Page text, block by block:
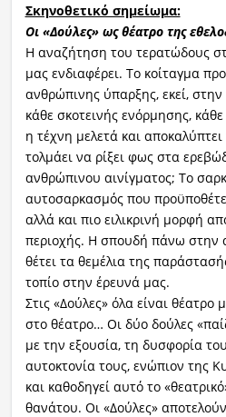
Σκηνοθετικό σημείωμα:
Οι «Δούλες» ως θέατρο της
Η αναζήτηση του τερατώδους
μας ενδιαφέρει. Το κοίταγμα
ανθρώπινης ύπαρξης, εκεί,
κάθε σκοτεινής ενόρμησης,
η τέχνη μελετά και
τολμάει να ρίξει φως στα
ανθρώπινου αινίγματος; Το
αυτοσαρκασμός που
αλλά και πιο ειλικρινή μορφή
περιοχής. Η σπουδή πάνω στην
θέτει τα θεμέλια της
τοπίο στην έρευνά μας.
Στις «Δούλες» όλα είναι
στο θέατρο… Οι δύο δούλες
με την εξουσία, τη δυσφορία
αυτοκτονία τους, ενώπιον της
και καθοδηγεί αυτό το
θανάτου. Οι «Δούλες»